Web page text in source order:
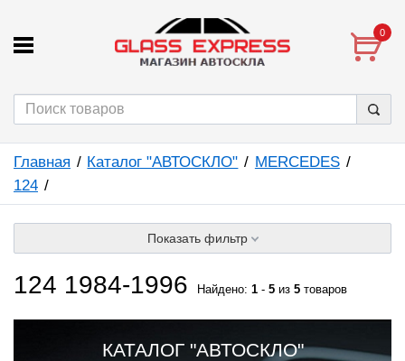
0
Главная Каталог "АВТОСКЛО"
MERCEDES
124
Показать фильтр
124 1984-1996 Найдено: 1 - 5 из 5 товаров
КАТАЛОГ "АВТОСКЛО"